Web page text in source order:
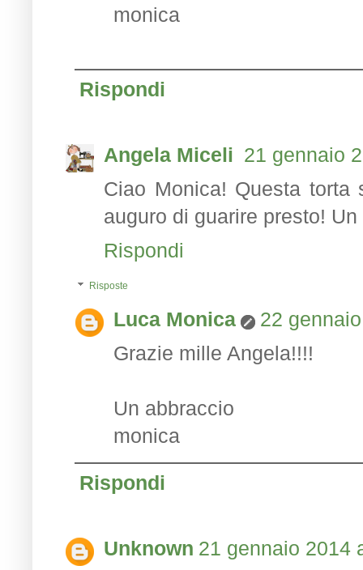
monica
Rispondi
Angela Miceli 21 gennaio
Ciao Monica! Questa
auguro di guarire presto!
Rispondi
Risposte
Luca Monica
22
Grazie mille Angela!!!!
Un abbraccio
monica
Rispondi
Unknown 21 gennaio 2014